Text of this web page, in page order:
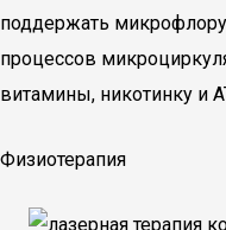
поддержать
процессов
витамины, никотинку и
Физиотерапия